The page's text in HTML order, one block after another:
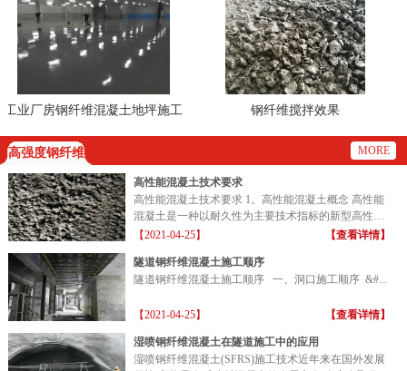
厂房钢纤维混凝土地坪施工
钢纤维搅拌效果
高强度钢纤维 MORE
高性能混凝土技术要求
高性能混凝土技术要求 1。高性能混凝土概念 高性能
混凝土是一种以耐久性为主要技术指标的新型高性能
混凝土...
【2021-04-25】 【查看详情】
隧道钢纤维混凝土施工顺序
隧道钢纤维混凝土施工顺序 一、洞口施工顺序 &#...
【2021-04-25】 【查看详情】
湿喷钢纤维混凝土在隧道施工中的应用
湿喷钢纤维混凝土(SFRS)施工技术近年来在国外发展